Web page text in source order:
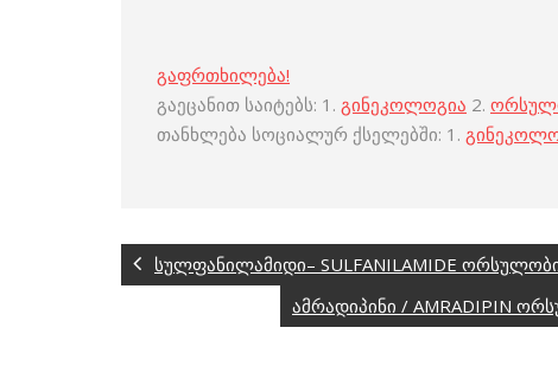
გაფრთხილება!
გაეცანით საიტებს: 1. გინეკოლოგია 2.
თანხლება სოციალურ ქსელებში: 1.
სულფანილამიდი– SULFANILAMIDE
ამრადიპინი / AMRADIPIN